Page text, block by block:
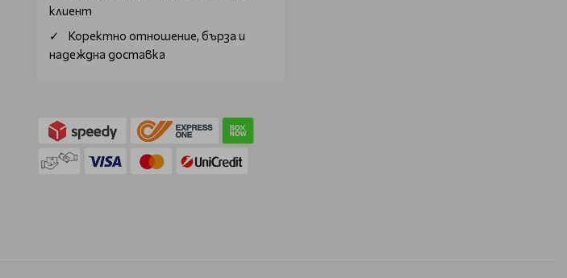
клиент
Коректно отношение, бърза и
надеждна доставка